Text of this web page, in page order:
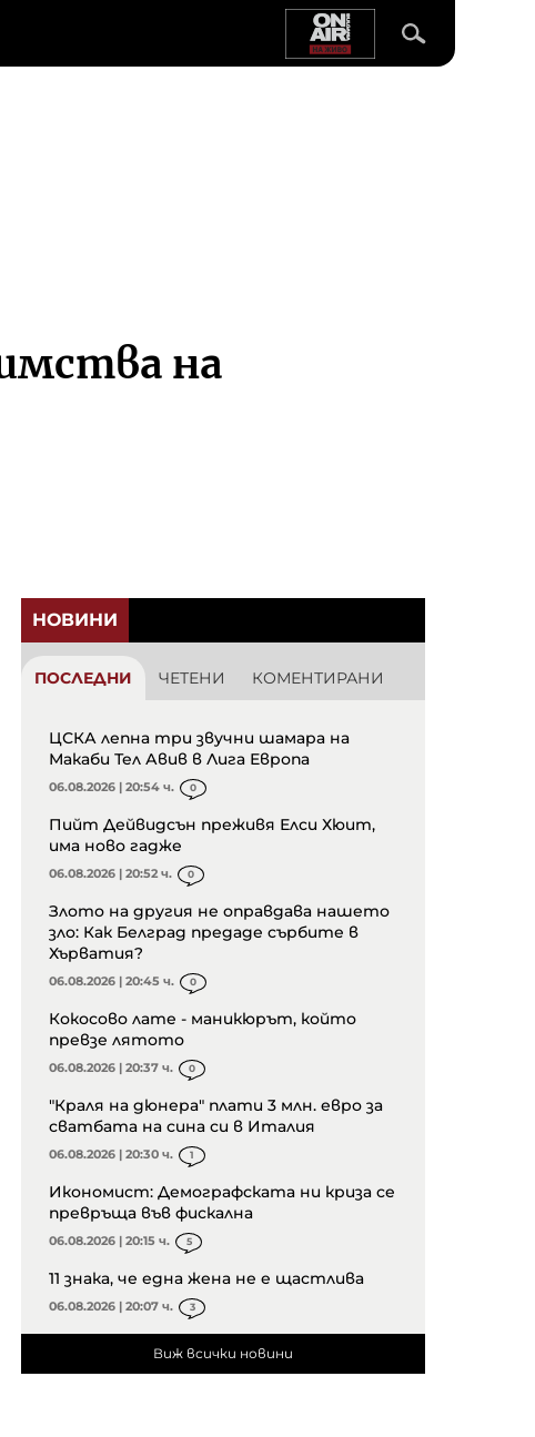
на
НОВИНИ
ПОСЛЕДНИ ЧЕТЕНИ КОМЕНТИРАНИ
ЦСКА лепна три звучни шамара на
Макаби Тел Авив в Лига Европа
06.08.2026 | 20:54 ч. 0
Пийт Дейвидсън преживя Елси Хюит,
има ново гадже
06.08.2026 | 20:52 ч. 0
Злото на другия не оправдава нашето
зло: Как Белград предаде сърбите в
Хърватия?
06.08.2026 | 20:45 ч. 0
Кокосово лате - маникюрът, който
превзе лятото
06.08.2026 | 20:37 ч. 0
"Краля на дюнера" плати 3 млн. евро за
сватбата на сина си в Италия
06.08.2026 | 20:30 ч. 1
Икономист: Демографската ни криза се
превръща във фискална
06.08.2026 | 20:15 ч. 5
11 знака, че една жена не е щастлива
06.08.2026 | 20:07 ч. 3
Виж всички новини